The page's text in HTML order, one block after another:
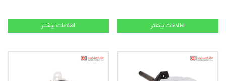
اطلاعات بیشتر اطلاعات بیشتر